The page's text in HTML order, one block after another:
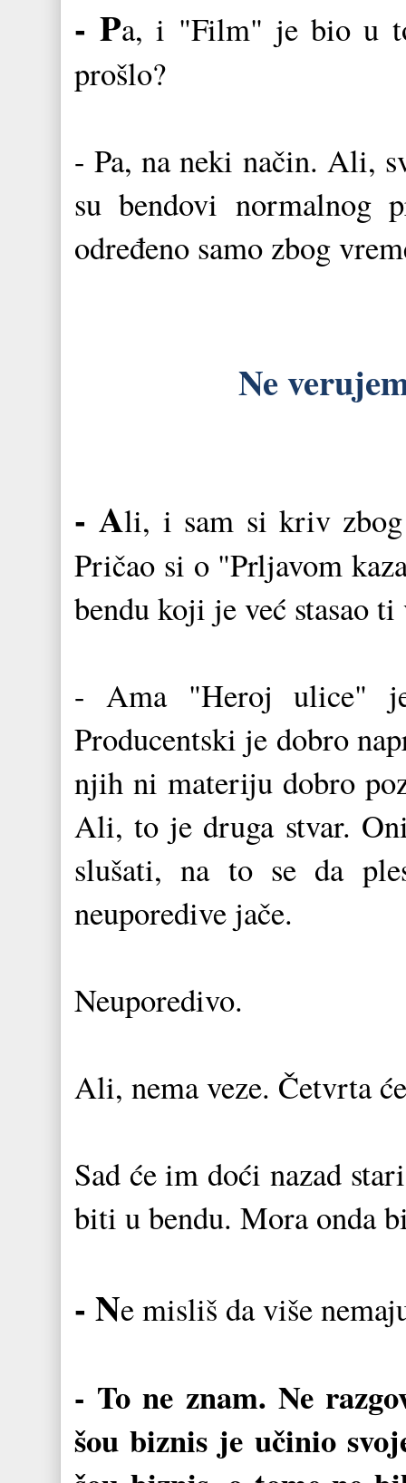
- Pa, i "Film" je bio u
prošlo?
- Pa, na neki način. Ali,
su bendovi normalnog
određeno samo zbog
Ne
- Ali, i sam si kriv zbog
Pričao si o "Prljavom
bendu koji je već stasao
- Ama "Heroj ulice"
Producentski je dobro
njih ni materiju dobro
Ali, to je druga stvar.
slušati, na to se da
neuporedive jače.
Neuporedivo.
Ali, nema veze. Četvrta
Sad će im doći nazad
biti u bendu. Mora onda
- Ne misliš da više
- To ne znam. Ne
šou biznis je učinio